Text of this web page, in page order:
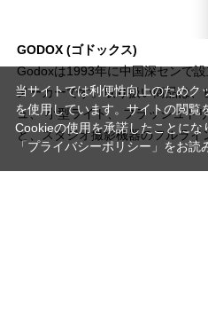
GODOX (ゴドックス)
Godoxは1993年に中国深センで
メーカーです。取り扱い商品は
ュ、 小型ライト、 フラッシュト
ど、スタジオ撮影機器のフルライ
当サイトでは利便性向上のためク
を使用しています。サイトの閲覧
Cookieの使用を承諾したことにな
「プライバシーポリシー」 をお読